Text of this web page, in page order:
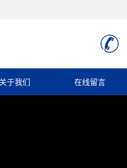
关于我们 在线留言